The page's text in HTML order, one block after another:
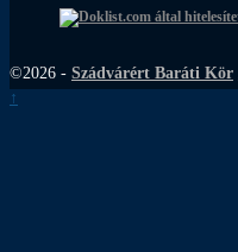
©2026 - Szádvárért Baráti Kör
↑